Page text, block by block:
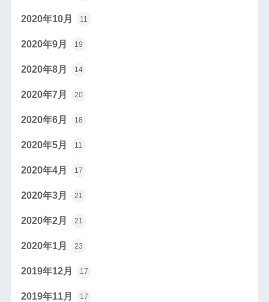
2020年10月 11
2020年9月 19
2020年8月 14
2020年7月 20
2020年6月 18
2020年5月 11
2020年4月 17
2020年3月 21
2020年2月 21
2020年1月 23
2019年12月 17
2019年11月 17